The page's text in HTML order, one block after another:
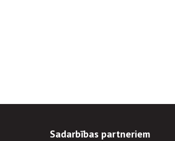
Sadarbības partneriem